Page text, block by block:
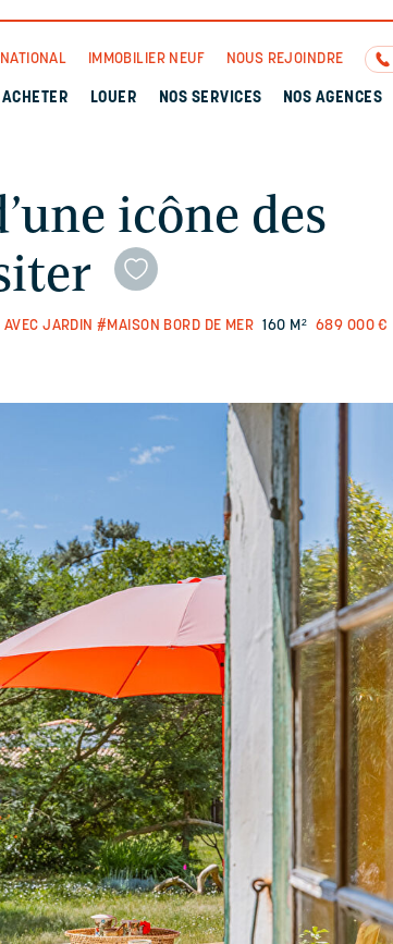
IMMOBILIER NEUF NOUS REJOINDRE
ACHETER LOUER NOS SERVICES NOS AGENCES
icône des
JARDIN #MAISON BORD DE MER 160 M² 689 000 €